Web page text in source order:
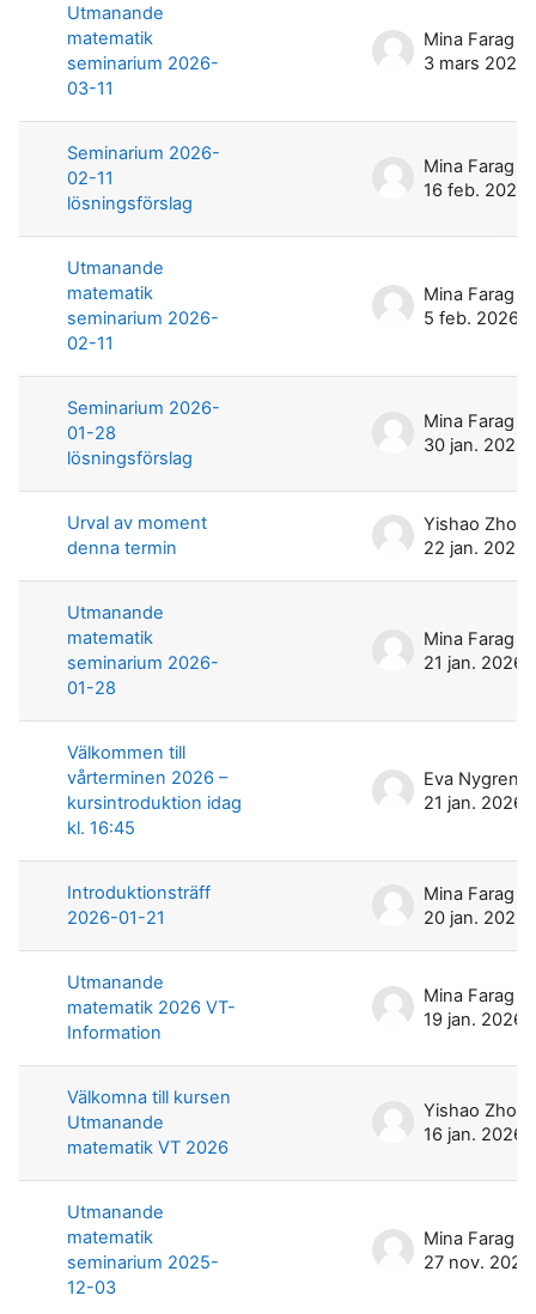
Utmanande
matematik
seminarium 2026-
03-11
Mina Farag
3 mars 2026
Seminarium 2026-
02-11
lösningsförslag
Mina Farag
16 feb. 2026
Utmanande
matematik
seminarium 2026-
02-11
Mina Farag
5 feb. 2026
Seminarium 2026-
01-28
lösningsförslag
Mina Farag
30 jan. 2026
Urval av moment
denna termin
Yishao Zhou
22 jan. 2026
Utmanande
matematik
seminarium 2026-
01-28
Mina Farag
21 jan. 2026
Välkommen till
vårterminen 2026 –
kursintroduktion idag
kl. 16:45
Eva Nygren
21 jan. 2026
Introduktionsträff
2026-01-21
Mina Farag
20 jan. 2026
Utmanande
matematik 2026 VT-
Information
Mina Farag
19 jan. 2026
Välkomna till kursen
Utmanande
matematik VT 2026
Yishao Zhou
16 jan. 2026
Utmanande
matematik
seminarium 2025-
12-03
Mina Farag
27 nov. 2025